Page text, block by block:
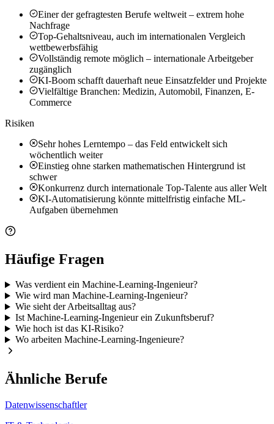
Einer der gefragtesten Berufe weltweit – extrem hohe
Nachfrage
Top-Gehaltsniveau, auch im internationalen Vergleich
wettbewerbsfähig
Vollständig remote möglich – internationale Arbeitgeber
zugänglich
KI-Boom schafft dauerhaft neue Einsatzfelder und Projekte
Vielfältige Branchen: Medizin, Automobil, Finanzen, E-
Commerce
Risiken
Sehr hohes Lerntempo – das Feld entwickelt sich
wöchentlich weiter
Einstieg ohne starken mathematischen Hintergrund ist
schwer
Konkurrenz durch internationale Top-Talente aus aller Welt
KI-Automatisierung könnte mittelfristig einfache ML-
Aufgaben übernehmen
Häufige Fragen
Was verdient ein Machine-Learning-Ingenieur?
Wie wird man Machine-Learning-Ingenieur?
Wie sieht der Arbeitsalltag aus?
Ist Machine-Learning-Ingenieur ein Zukunftsberuf?
Wie hoch ist das KI-Risiko?
Wo arbeiten Machine-Learning-Ingenieure?
Ähnliche Berufe
Datenwissenschaftler